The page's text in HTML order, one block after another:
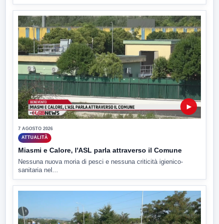
▶
7 AGOSTO 2026
ATTUALITÀ
Miasmi e Calore, l'ASL parla attraverso il Comune
Nessuna nuova moria di pesci e nessuna criticità igienico-
sanitaria nel...